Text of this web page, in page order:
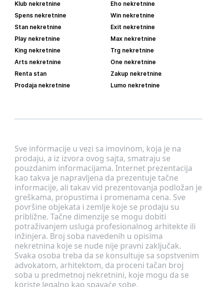
Sve informacije u vezi sa imovinom, koja je na
prodaju, a iz izvora ovog sajta, smatraju se
pouzdanim informacijama. Internet prezentacija
kao takva je napravljena da prezentuje tačne
informacije, ali takav vid prezentovanja podložan je
greškama, propustima i promenama cena. Sve
površine objekata i zemlje koje se prodaju su
približne. Tačne dimenzije se mogu dobiti
potraživanjem usluga profesionalnog arhitekte ili
inžinjera. Broj soba navedenih u opisima
nekretnina koje se nude nije pravni zaključak.
Svaka osoba treba da se konsultuje sa sopstvenim
advokatom, arhitektom, da proceni tačan broj
soba u predmetnoj nekretnini, koje mogu da se
koriste legalno kao spavaće sobe.
Klub nekretnine
Eho nekretnine
Spens nekretnine
Win nekretnine
Stan nekretnine
Exit nekretnine
Play nekretnine
Max nekretnine
King nekretnine
Trg nekretnine
Arts nekretnine
One nekretnine
Renta stan
Zakup nekretnine
Prodaja nekretnine
Lumo nekretnine